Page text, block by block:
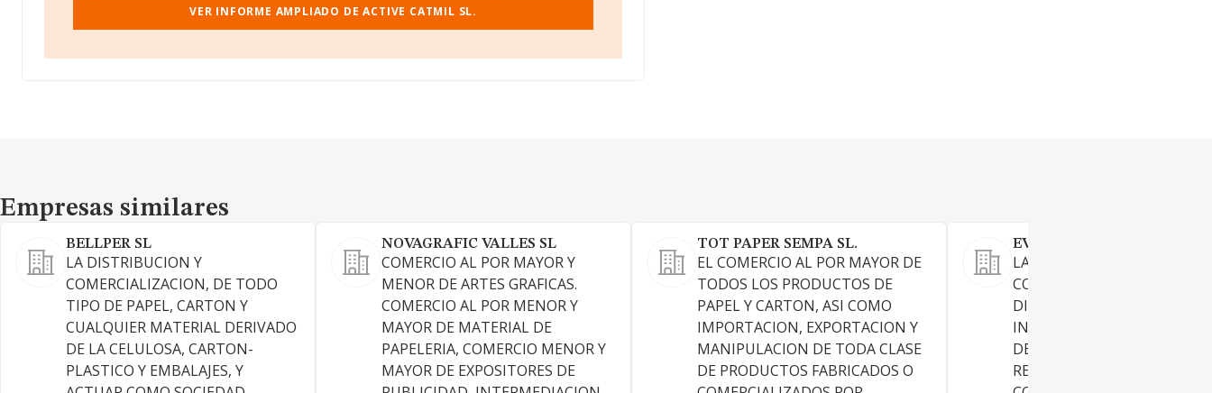
VER INFORME AMPLIADO DE ACTIVE CATMIL SL.
Empresas similares
Empresas similares
BELLPER SL
LA DISTRIBUCION Y
COMERCIALIZACION, DE TODO
TIPO DE PAPEL, CARTON Y
CUALQUIER MATERIAL DERIVADO
DE LA CELULOSA, CARTON-
PLASTICO Y EMBALAJES, Y
NOVAGRAFIC VALLES SL
COMERCIO AL POR MAYOR Y
MENOR DE ARTES GRAFICAS.
COMERCIO AL POR MENOR Y
MAYOR DE MATERIAL DE
PAPELERIA, COMERCIO MENOR Y
MAYOR DE EXPOSITORES DE
TOT PAPER SEMPA SL.
EL COMERCIO AL POR MAYOR DE
TODOS LOS PRODUCTOS DE
PAPEL Y CARTON, ASI COMO
IMPORTACION, EXPORTACION Y
MANIPULACION DE TODA CLASE
DE PRODUCTOS FABRICADOS O
EVERYDAY LUXURY SL.
LA COMPRAVENTA,
COMERCIALIZACION,
DISTRIBUCION, E
INTERMEDIACION
DEPRODUCTOS DE JOYERIA Y
RELOJERIA Y LA